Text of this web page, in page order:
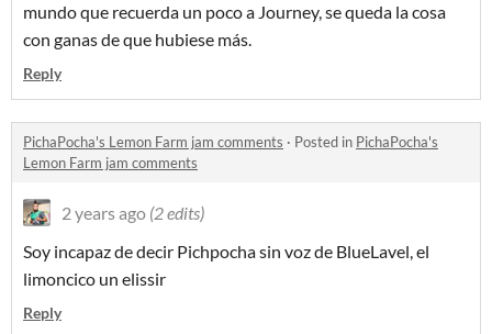
mundo que recuerda un poco a Journey, se queda la cosa
con ganas de que hubiese más.
Reply
PichaPocha's Lemon Farm jam comments · Posted in PichaPocha's
Lemon Farm jam comments
2 years ago (2 edits)
Soy incapaz de decir Pichpocha sin voz de BlueLavel, el
limoncico un elissir
Reply